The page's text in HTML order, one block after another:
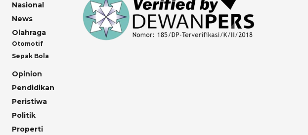
Nasional
News
Olahraga
Otomotif
Sepak Bola
Opinion
Pendidikan
Peristiwa
Politik
Properti